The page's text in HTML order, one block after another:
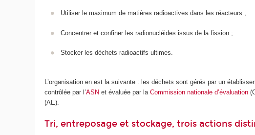
Utiliser le maximum de matières radioactives dans les réacteurs ;
Concentrer et confiner les radionucléides issus de la fission ;
Stocker les déchets radioactifs ultimes.
L’organisation en est la suivante : les déchets sont gérés par un
contrôlée par l’ASN et évaluée par laCommission nationale d’évaluation
(AE).
Tri, entreposage et stockage, trois actions